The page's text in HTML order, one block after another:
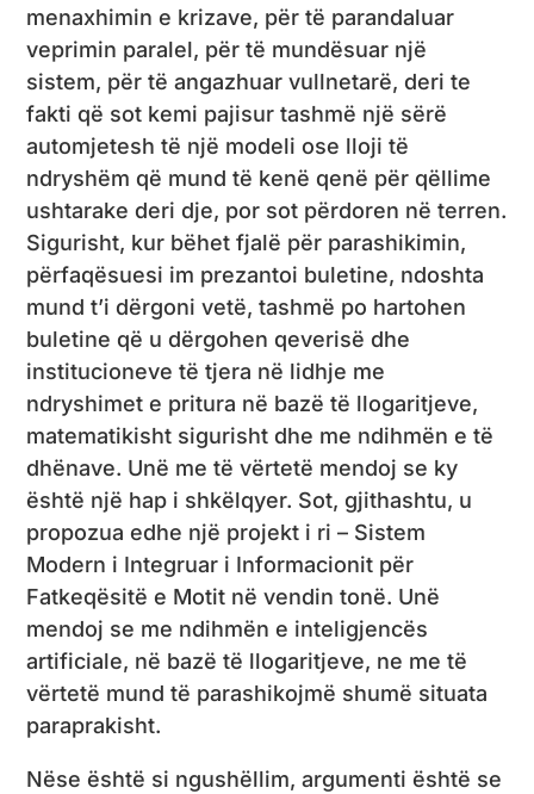
menaxhimin e krizave, për të parandaluar
veprimin paralel, për të mundësuar një
sistem, për të angazhuar vullnetarë, deri te
fakti që sot kemi pajisur tashmë një sërë
automjetesh të një modeli ose lloji të
ndryshëm që mund të kenë qenë për qëllime
ushtarake deri dje, por sot përdoren në terren.
Sigurisht, kur bëhet fjalë për parashikimin,
përfaqësuesi im prezantoi buletine, ndoshta
mund t’i dërgoni vetë, tashmë po hartohen
buletine që u dërgohen qeverisë dhe
institucioneve të tjera në lidhje me
ndryshimet e pritura në bazë të llogaritjeve,
matematikisht sigurisht dhe me ndihmën e të
dhënave. Unë me të vërtetë mendoj se ky
është një hap i shkëlqyer. Sot, gjithashtu, u
propozua edhe një projekt i ri – Sistem
Modern i Integruar i Informacionit për
Fatkeqësitë e Motit në vendin tonë. Unë
mendoj se me ndihmën e inteligjencës
artificiale, në bazë të llogaritjeve, ne me të
vërtetë mund të parashikojmë shumë situata
paraprakisht.
Nëse është si ngushëllim, argumenti është se